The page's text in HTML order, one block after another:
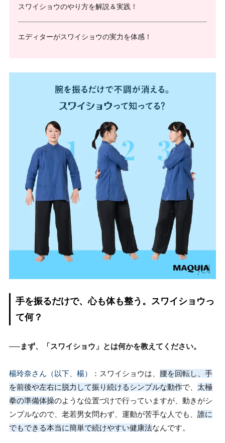
スワイショウのやり方を解説＆実践！
エディターがスワイショウの実力を体感！
手を振るだけで、心も体も整う。スワイショウっ
て何？
──まず、「スワイショウ」とは何かを教えてください。
楊玲奈さん（以下、楊） ：スワイショウは、 腰を回転し、手
を前後や左右に脱力して振り続けるシンプルな動作で、 太極
拳の準備体操のような位置づけで行っていますが、動きがシ
ンプルなので、老若男女問わず、運動が苦手な人でも、 誰に
でもできる本当に簡単で続けやすい健康法なんです。